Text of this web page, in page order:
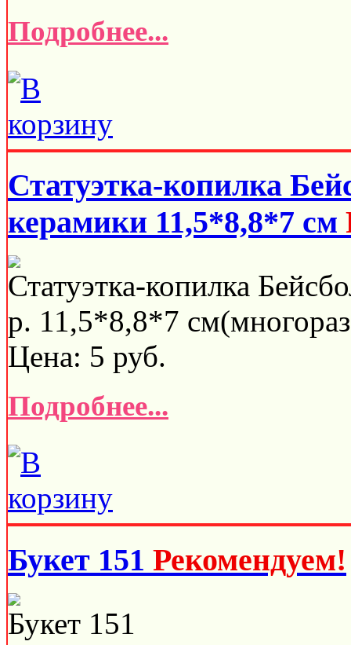
Подробнее...
Статуэтка-копилка
керамики 11,5*8,8*7 см
Статуэтка-копилка
р. 11,5*8,8*7
Цена: 5 руб.
Подробнее...
Букет 151 Рекомендуем!
Букет 151